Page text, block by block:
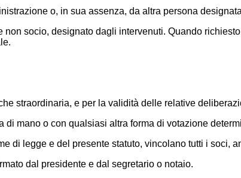
o, in sua assenza, da altra persona
socio, designato dagli intervenuti. Quando
straordinaria, e per la validità delle relative
mano o con qualsiasi altra forma di votazione
di legge e del presente statuto, vincolano tutti i soci,
dal presidente e dal segretario o notaio.